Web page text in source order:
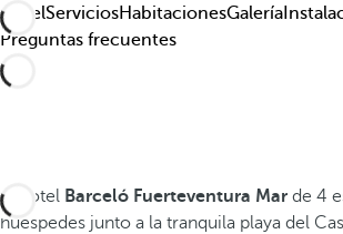
HotelServiciosHabitacionesGalería
Preguntas frecuentes
El hotel Barceló Fuerteventura Mar de 4
huéspedes junto a la tranquila playa del